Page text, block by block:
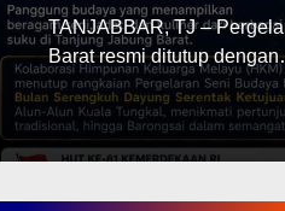
TANJABBAR, TJ –
Barat resmi ditutup